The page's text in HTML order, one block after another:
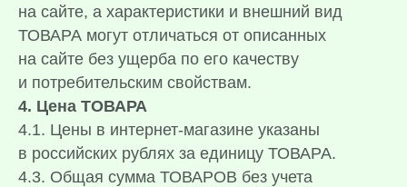
на сайте, а характеристики и внешний вид
ТОВАРА могут отличаться от описанных
на сайте без ущерба по его качеству
и потребительским свойствам.
4. Цена ТОВАРА
4.1. Цены в интернет-магазине указаны
в российских рублях за единицу ТОВАРА.
4.3. Общая сумма ТОВАРОВ без учета